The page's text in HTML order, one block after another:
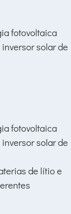
de lítio e